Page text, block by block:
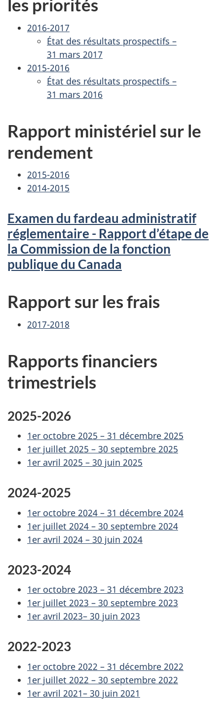
les priorités
2016-2017
État des résultats prospectifs –
31 mars 2017
2015-2016
État des résultats prospectifs –
31 mars 2016
Rapport ministériel sur le
rendement
2015-2016
2014-2015
Examen du fardeau administratif
réglementaire - Rapport d’étape de
la Commission de la fonction
publique du Canada
Rapport sur les frais
2017-2018
Rapports financiers
trimestriels
2025-2026
1er octobre 2025 – 31 décembre 2025
1er juillet 2025 – 30 septembre 2025
1er avril 2025 – 30 juin 2025
2024-2025
1er octobre 2024 – 31 décembre 2024
1er juillet 2024 – 30 septembre 2024
1er avril 2024 – 30 juin 2024
2023-2024
1er octobre 2023 – 31 décembre 2023
1er juillet 2023 – 30 septembre 2023
1er avril 2023– 30 juin 2023
2022-2023
1er octobre 2022 – 31 décembre 2022
1er juillet 2022 – 30 septembre 2022
1er avril 2021– 30 juin 2021